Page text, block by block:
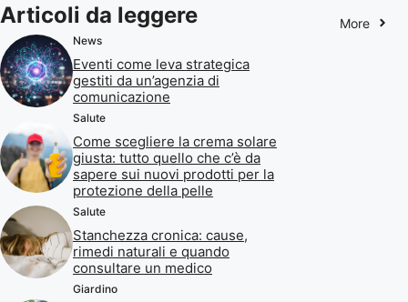
Articoli da leggere More
News
Eventi come leva strategica
gestiti da un’agenzia di
comunicazione
Salute
Come scegliere la crema solare
giusta: tutto quello che c’è da
sapere sui nuovi prodotti per la
protezione della pelle
Salute
Stanchezza cronica: cause,
rimedi naturali e quando
consultare un medico
Giardino